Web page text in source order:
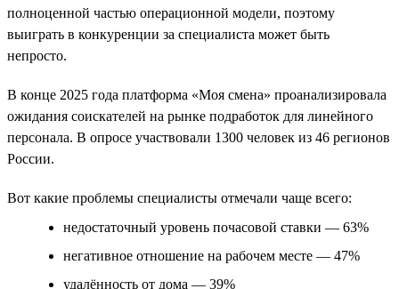
полноценной частью операционной модели, поэтому
выиграть в конкуренции за специалиста может быть
непросто.
В конце 2025 года платформа «Моя смена» проанализировала
ожидания соискателей на рынке подработок для линейного
персонала. В опросе участвовали 1300 человек из 46 регионов
России.
Вот какие проблемы специалисты отмечали чаще всего:
недостаточный уровень почасовой ставки — 63%
негативное отношение на рабочем месте — 47%
удалённость от дома — 39%